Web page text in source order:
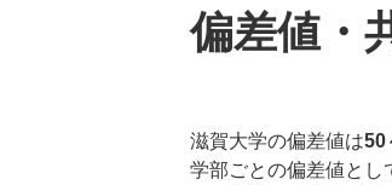
偏差値・
滋賀大学の偏差値は50
学部ごとの偏差値とし